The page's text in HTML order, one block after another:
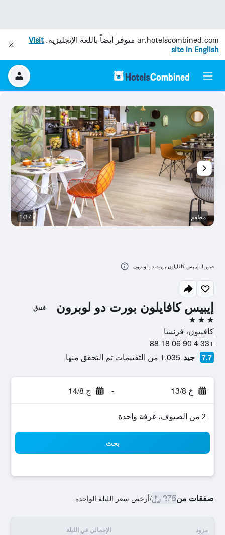
ar.hotelscombined.com متوفر أيضاً باللغة الإنجليزية.Visit
site in English
إيبيس كافايلون بورت دو لوبرون فندق
3 نجوم
كافييون، فرنسا
+33 4 90 06 18 88
7.7 جيد 1,035 من التقييمات تم التحقق منها
خ 13/8 - ج 14/8
2 من الضيوف، غرفة واحدة
بحث
صفقات من275 ﷼ /أرخص سعر الليلة الواحدة
مزود الإجمالي في الليلة
مطعم 1/37
صور لـ إيبيس كافايلون بورت دو لوبرون